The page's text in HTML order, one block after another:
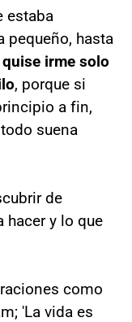
estaba
pequeño, hasta
irme solo
, porque si
a fin,
suena
de
hacer y lo que
como
'La vida es